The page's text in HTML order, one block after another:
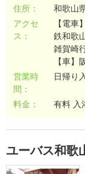
住所：
和歌山
アクセ
ス：
【電
鉄和歌
雑賀崎
【車
営業時
間：
日帰り
料金： 有料 入
ユーバス和歌